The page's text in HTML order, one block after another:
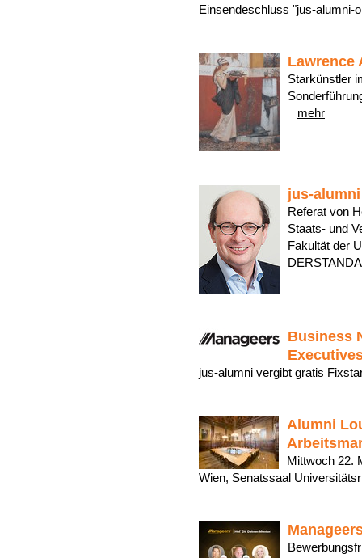
Einsendeschluss "jus-
Lawrence
Starkünstler
mehr
jus-
Referat von
Staats- und
Fakultät der
Business
jus-alumni vergibt gratis
Alumni
Mittwoch 22.
Wien, Senatssaal